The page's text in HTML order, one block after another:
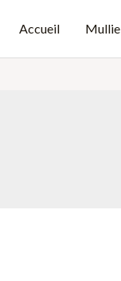
Accueil Mullie